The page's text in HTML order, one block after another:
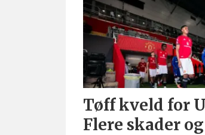
Tøff kveld for
Flere skader